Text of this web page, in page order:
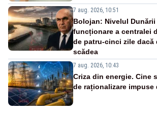
7 aug. 2026, 10:51
Bolojan: Nivelul Dunării
funcționare a centralei
de patru-cinci zile dacă
scădea
7 aug. 2026, 10:43
Criza din energie. Cine
de raționalizare impuse